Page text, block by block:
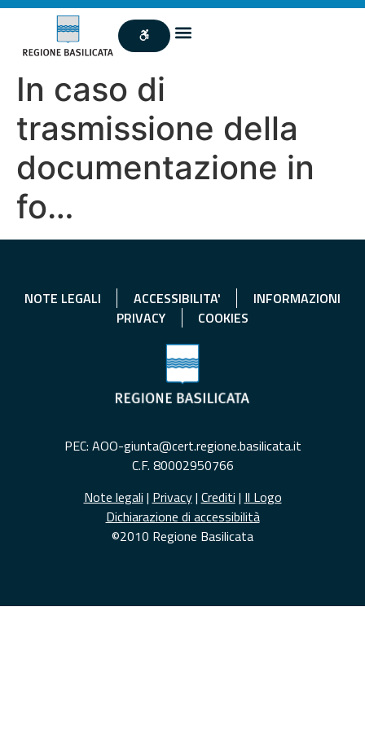
In caso di
trasmissione della
documentazione in
fo…
NOTE LEGALI ACCESSIBILITA'
INFORMAZIONI
PRIVACY
COOKIES
PEC: AOO-giunta@cert.regione.basilicata.it
C.F. 80002950766
Note legali | Privacy| Crediti | Il Logo
Dichiarazione di accessibilità
©2010 Regione Basilicata